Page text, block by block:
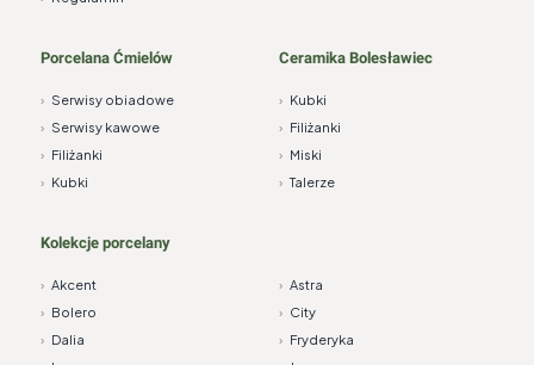
Porcelana Ćmielów
› Serwisy obiadowe
› Serwisy kawowe
› Filiżanki
› Kubki
Ceramika Bolesławiec
› Kubki
› Filiżanki
› Miski
› Talerze
Kolekcje porcelany
› Akcent › Astra
› Bolero › City
› Dalia › Fryderyka